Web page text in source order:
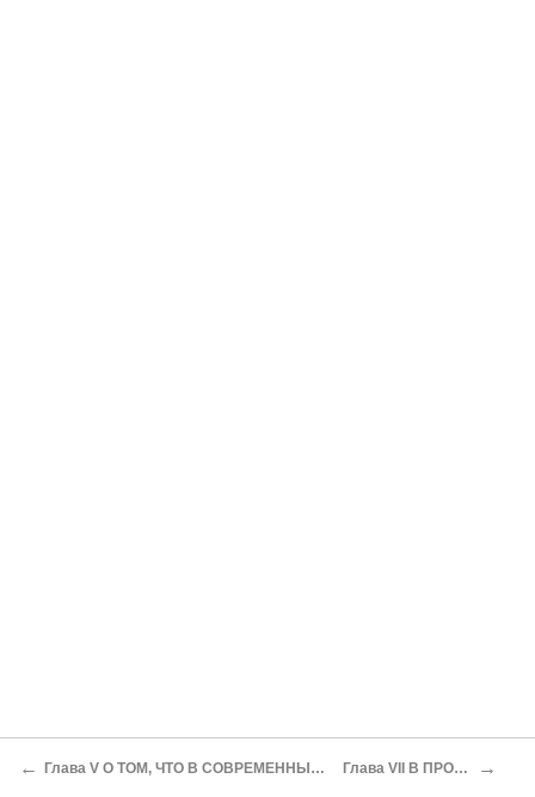
← Глава V О ТОМ, ЧТО В СОВРЕМЕННЫХ ЕВРОПЕЙСКИХ ГОСУДАРСТВАХ ВЕРХОВНАЯ ВЛАСТЬ УСИЛИВАЕТСЯ, НЕСМОТРЯ НА НЕУСТОЙЧИВОСТЬ ПОЛОЖЕНИЯ САМИХ ПРАВИТЕЛЕЙ Глава VII В ПРОДОЛЖЕНИЕ ТОГО, О ЧЕМ ГОВОРИЛОСЬ В ПРЕДЫДУЩИХ ГЛАВАХ →